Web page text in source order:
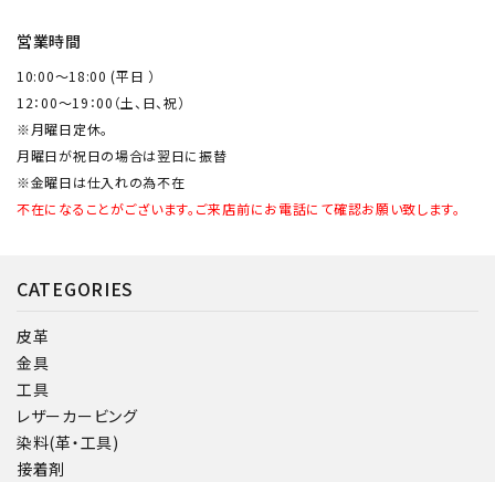
営業時間
10:00～18:00 (平日 ）
12：00～19：00（土、日、祝）
※月曜日定休。
月曜日が祝日の場合は翌日に振替
※金曜日は仕入れの為不在
不在になることがございます。ご来店前にお電話にて確認お願い致します。
CATEGORIES
皮革
金具
工具
レザーカービング
染料(革・工具)
接着剤